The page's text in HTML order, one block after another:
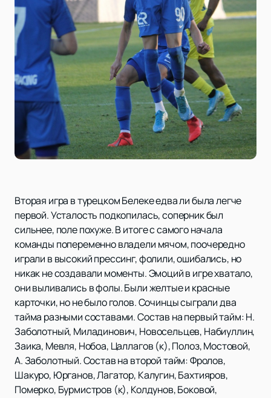
Вторая игра в турецком Белеке едва ли была легче
первой. Усталость подкопилась, соперник был
сильнее, поле похуже. В итоге с самого начала
команды попеременно владели мячом, поочередно
играли в высокий прессинг, фолили, ошибались, но
никак не создавали моменты. Эмоций в игре хватало,
они выливались в фолы. Были желтые и красные
карточки, но не было голов. Сочинцы сыграли два
тайма разными составами. Состав на первый тайм: Н.
Заболотный, Миладинович, Новосельцев, Набиуллин,
Заика, Мевля, Нобоа, Цаллагов (к), Полоз, Мостовой,
А. Заболотный. Состав на второй тайм: Фролов,
Шакуро, Юрганов, Лагатор, Калугин, Бахтияров,
Померко, Бурмистров (к), Колдунов, Боковой,